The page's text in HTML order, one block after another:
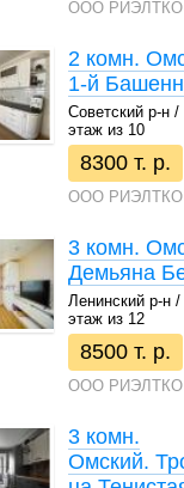
ООО
2 комн.
1-й
Советский р-н
этаж из 10
8300 т. р.
ООО
3 комн.
Демьяна
Ленинский р-н
этаж из 12
8500 т. р.
ООО
3 комн.
Омский.